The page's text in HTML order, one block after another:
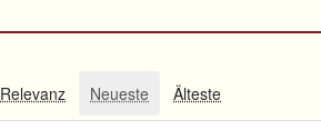
Relevanz Neueste Älteste